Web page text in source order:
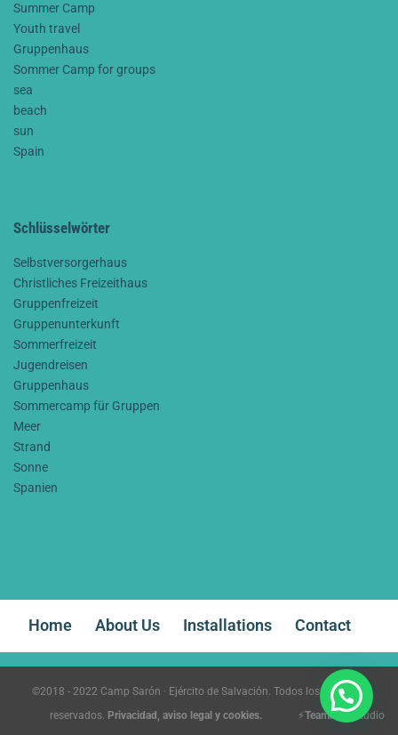
Summer Camp
Youth travel
Gruppenhaus
Sommer Camp for groups
sea
beach
sun
Spain
Schlüsselwörter
Selbstversorgerhaus
Christliches Freizeithaus
Gruppenfreizeit
Gruppenunterkunft
Sommerfreizeit
Jugendreisen
Gruppenhaus
Sommercamp für Gruppen
Meer
Strand
Sonne
Spanien
Home About Us Installations Contact
©2018 - 2022 Camp Sarón · Ejército de Salvación. Todos los derechos
reservados. Privacidad, aviso legal y cookies. ⚡TeamhostStudio